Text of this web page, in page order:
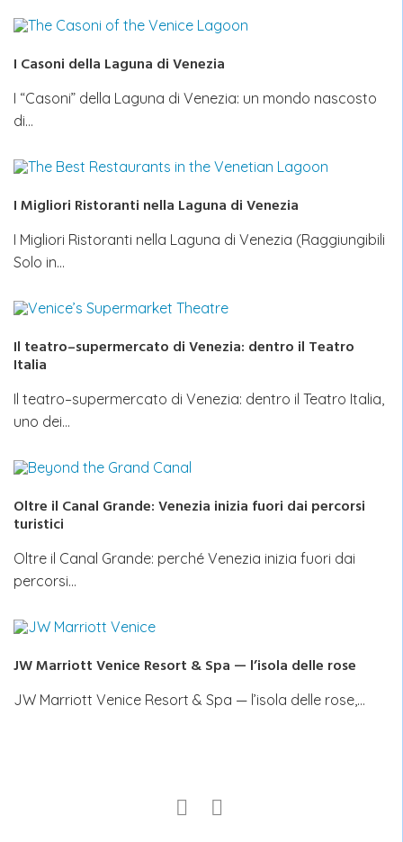
I Casoni della Laguna di Venezia
I “Casoni” della Laguna di Venezia: un mondo nascosto
di…
I Migliori Ristoranti nella Laguna di Venezia
I Migliori Ristoranti nella Laguna di Venezia (Raggiungibili
Solo in…
Il teatro–supermercato di Venezia: dentro il Teatro
Italia
Il teatro–supermercato di Venezia: dentro il Teatro Italia,
uno dei…
Oltre il Canal Grande: Venezia inizia fuori dai percorsi
turistici
Oltre il Canal Grande: perché Venezia inizia fuori dai
percorsi…
JW Marriott Venice Resort & Spa — l’isola delle rose
JW Marriott Venice Resort & Spa — l’isola delle rose,…